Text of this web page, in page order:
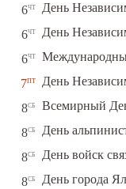
6чт День
6чт День
6чт
7пт День
8сб Всемирный
8сб День
8сб День войск
8сб День города